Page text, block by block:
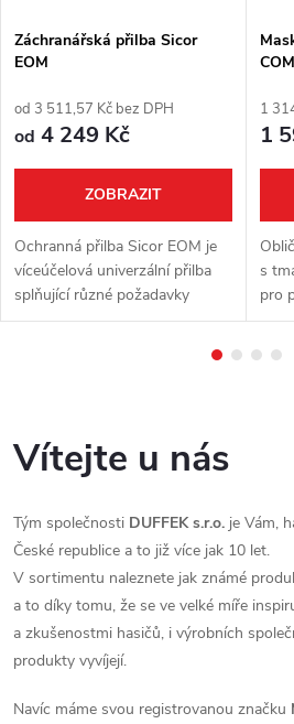
Záchranářská přilba Sicor
EOM
od 3 511,57 Kč bez DPH
od 4 249 Kč
ZOBRAZIT
Ochranná přilba Sicor EOM je
víceúčelová univerzální přilba
splňující různé požadavky
záchranných týmů při
1
1
s
pro
úst
Vítejte u nás
Tým společnosti DUFFEK s.r.o. je Vám,
České republice a to již více jak 10 let.
V sortimentu naleznete jak známé
a to díky tomu, že se ve velké míře
a zkušenostmi hasičů, i výrobních
produkty vyvíjejí.
Navíc máme svou registrovanou značku